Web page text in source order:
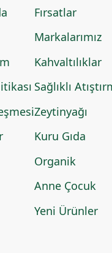
Fırsatlar
Markalarımız
Kahvaltılıklar
Sağlıklı
Zeytinyağı
Kuru Gıda
Organik
Anne Çocuk
Yeni Ürünler